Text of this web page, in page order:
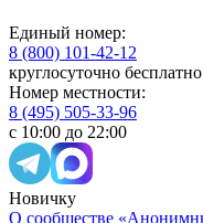
Единый номер:
8 (800) 101-42-12
круглосуточно
Номер местности:
8 (495) 505-33-96
с 10:00 до 22:00
Новичку
О сообществе